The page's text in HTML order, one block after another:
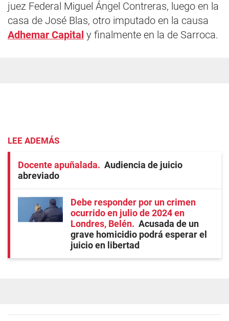
juez Federal Miguel Ángel Contreras, luego en la
casa de José Blas, otro imputado en la causa
Adhemar Capital y finalmente en la de Sarroca.
LEE ADEMÁS
Docente apuñalada
Audiencia de juicio
abreviado
Debe responder por un crimen
ocurrido en julio de 2024 en
Londres, Belén
Acusada de un
grave homicidio podrá esperar el
juicio en libertad